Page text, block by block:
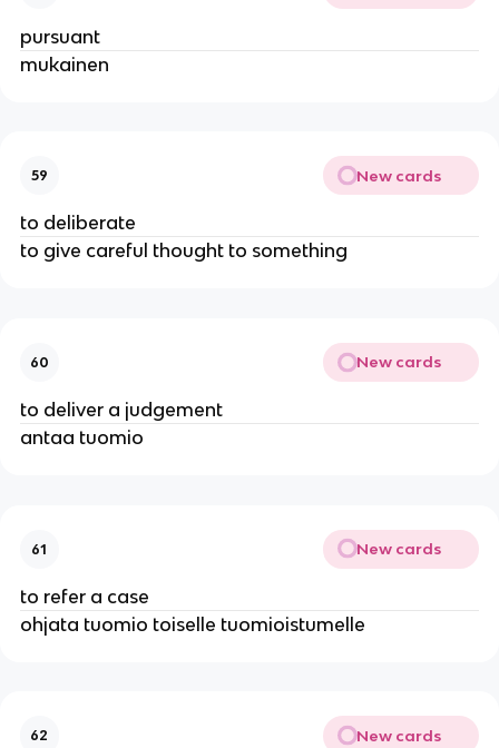
pursuant
mukainen
59 New cards
to deliberate
to give careful thought to something
60 New cards
to deliver a judgement
antaa tuomio
61 New cards
to refer a case
ohjata tuomio toiselle tuomioistumelle
62 New cards